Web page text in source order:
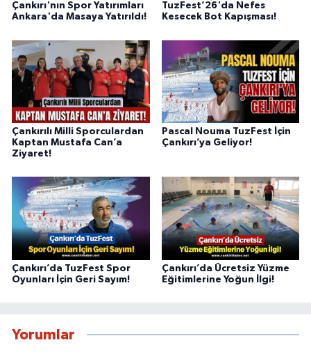
Çankırı'nın Spor Yatırımları
Ankara'da Masaya Yatırıldı!
TuzFest’26'da Nefes
Kesecek Bot Kapışması!
Çankırılı Milli Sporculardan
Kaptan Mustafa Can’a
Ziyaret!
Pascal Nouma TuzFest İçin
Çankırı’ya Geliyor!
Çankırı’da TuzFest Spor
Oyunları İçin Geri Sayım!
Çankırı’da Ücretsiz Yüzme
Eğitimlerine Yoğun İlgi!
Yorumlar